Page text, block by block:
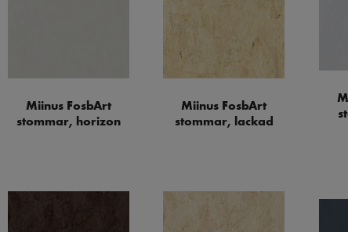
Miinus FosbArt
stommar, horizon
Miinus FosbArt
stommar, lackad